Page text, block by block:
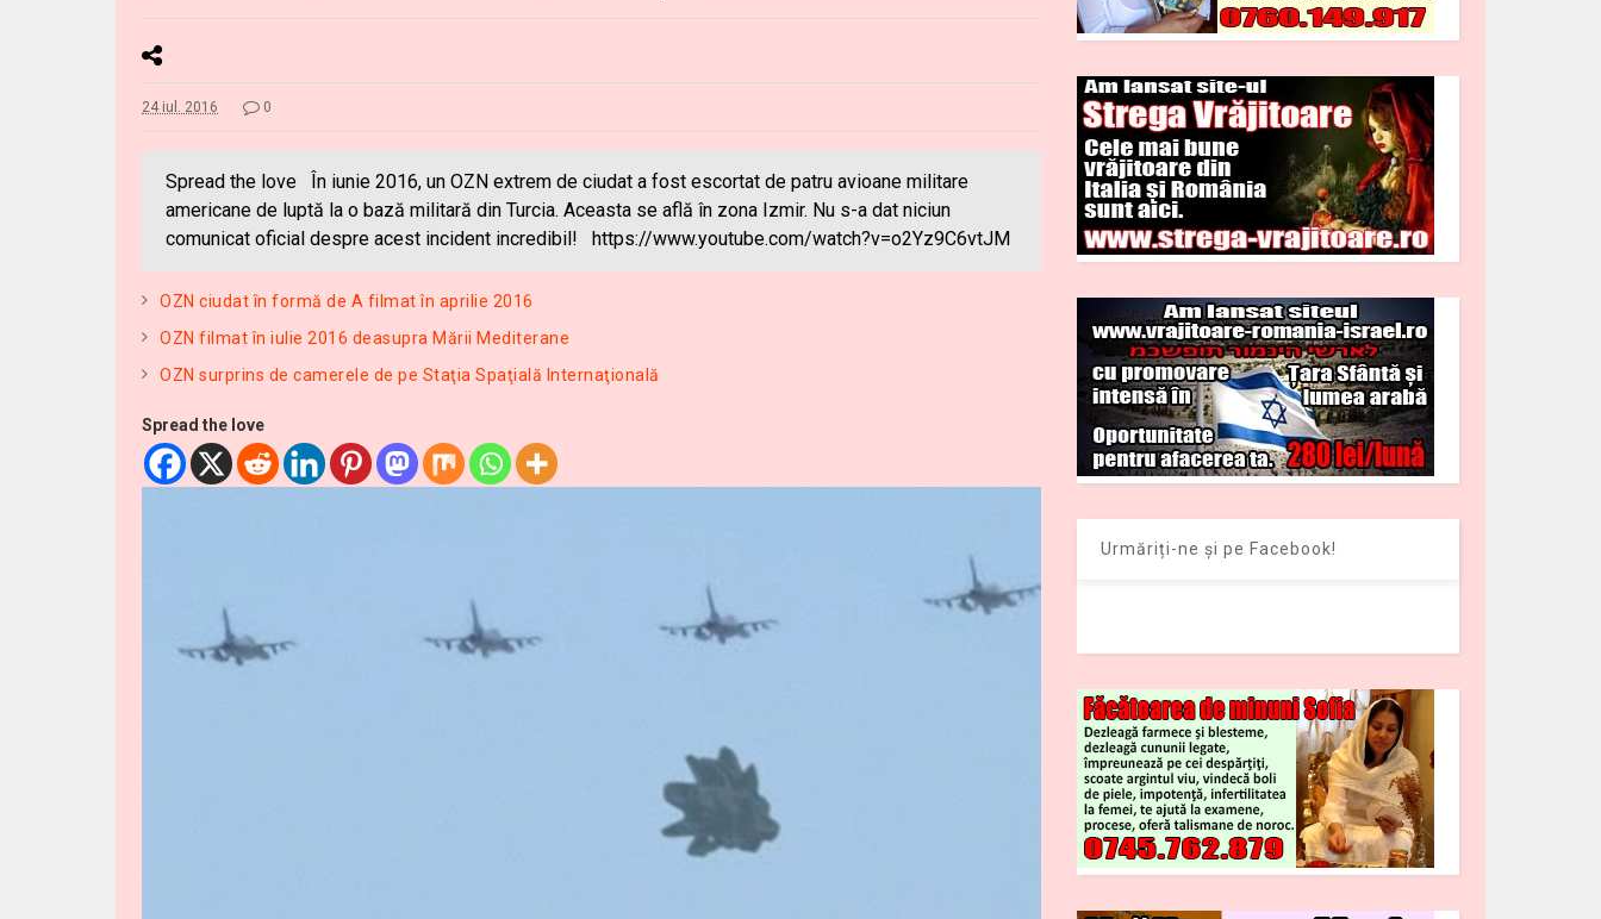
24 iul. 2016 0
Spread the love În iunie 2016, un OZN extrem de ciudat a fost escortat de patru avioane militare
americane de luptă la o bază militară din Turcia. Aceasta se află în zona Izmir. Nu s-a dat niciun
comunicat oficial despre acest incident incredibil! https://www.youtube.com/watch?v=o2Yz9C6vtJM
OZN ciudat în formă de A filmat în aprilie 2016
OZN filmat în iulie 2016 deasupra Mării Mediterane
OZN surprins de camerele de pe Staţia Spaţială Internaţională
Spread the love
Urmăriți-ne și pe Facebook!